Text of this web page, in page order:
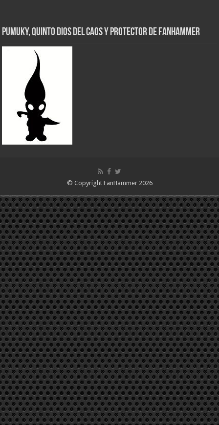
Pumuky, Quinto Dios del Caos y Protector de FanHammer
© Copyright FanHammer 2026